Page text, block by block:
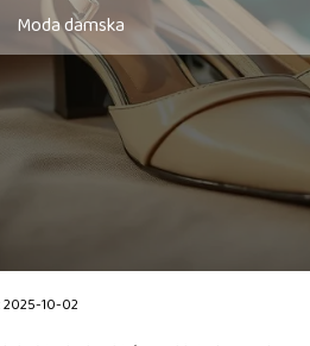
Moda damska
2025-10-02